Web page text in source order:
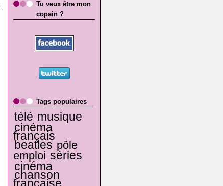
Tu veux être mon
copain ?
Tags populaires
télé musique
cinéma
français
beatles pôle
emploi séries
cinéma
chanson